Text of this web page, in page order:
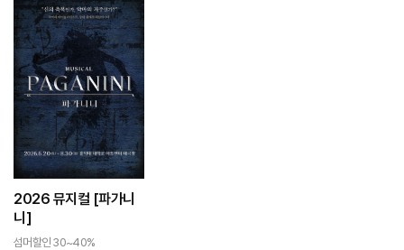
용
2026 뮤지컬 [파가니
니]
섬머할인 30~40%